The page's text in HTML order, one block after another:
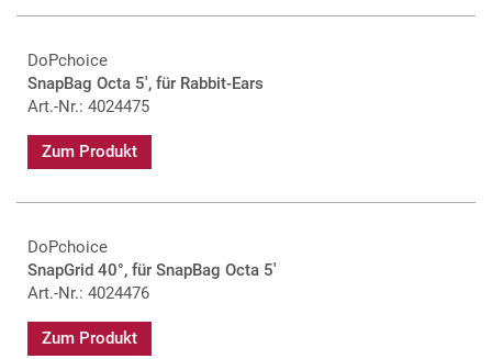
DoPchoice
SnapBag Octa 5', für Rabbit-Ears
Art.-Nr.: 4024475
Zum Produkt
DoPchoice
SnapGrid 40°, für SnapBag Octa 5'
Art.-Nr.: 4024476
Zum Produkt